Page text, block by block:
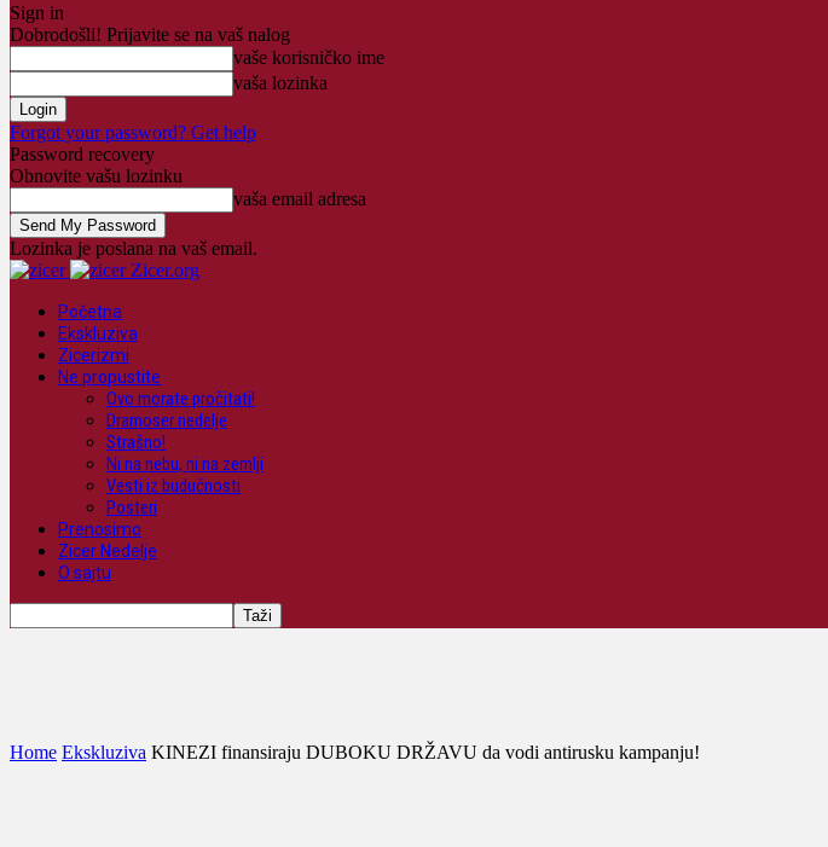
Sign in
Dobrodošli! Prijavite se na vaš nalog
vaše korisničko ime
vaša lozinka
Forgot your password? Get help
Password recovery
Obnovite vašu lozinku
vaša email adresa
Lozinka je poslana na vaš email.
Zicer.org
Početna
Ekskluziva
Zicerizmi
Ne propustite
Ovo morate pročitati!
Dramoser nedelje
Strašno!
Ni na nebu, ni na zemlji
Vesti iz budućnosti
Posteri
Prenosimo
Zicer Nedelje
O sajtu
Home Ekskluziva KINEZI finansiraju DUBOKU DRŽAVU da vodi antirusku kampanju!